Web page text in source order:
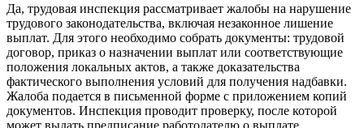
Да, трудовая инспекция рассматривает жалобы на нарушение
трудового законодательства, включая незаконное лишение
выплат. Для этого необходимо собрать документы: трудовой
договор, приказ о назначении выплат или соответствующие
положения локальных актов, а также доказательства
фактического выполнения условий для получения надбавки.
Жалоба подается в письменной форме с приложением копий
документов. Инспекция проводит проверку, после которой